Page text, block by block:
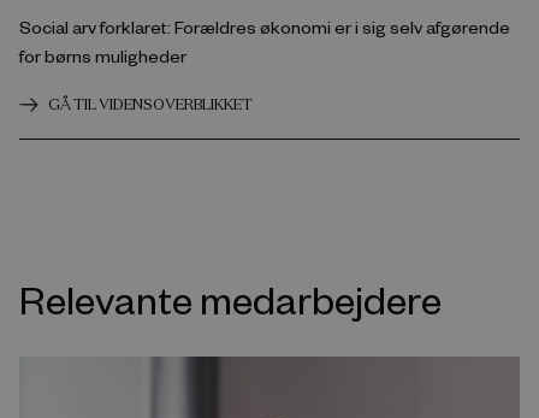
Social arv forklaret: Forældres økonomi er i sig selv afgørende
for børns muligheder
GÅ TIL VIDENSOVERBLIKKET
Relevante medarbejdere